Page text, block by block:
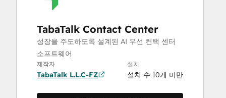
TabaTalk Contact Center
성장을 주도하도록 설계된 AI 우선 컨택 센터
소프트웨어
제작자
TabaTalk L.L.C-FZ
설치
설치 수 10개 미만